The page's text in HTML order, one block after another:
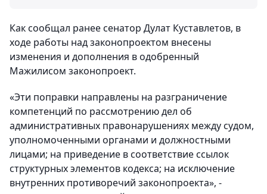
Как сообщал ранее сенатор Дулат Куставлетов, в
ходе работы над законопроектом внесены
изменения и дополнения в одобренный
Мажилисом законопроект.
«Эти поправки направлены на разграничение
компетенций по рассмотрению дел об
административных правонарушениях между судом,
уполномоченными органами и должностными
лицами; на приведение в соответствие ссылок
структурных элементов кодекса; на исключение
внутренних противоречий законопроекта», -